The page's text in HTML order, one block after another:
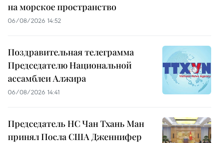
на морское пространство
06/08/2026 14:52
Поздравительная телеграмма
Председателю Национальной
ассамблеи Алжира
06/08/2026 14:41
Председатель НС Чан Тхань Ман
принял Посла США Дженнифер